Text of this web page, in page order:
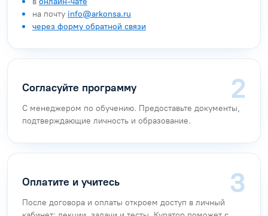
на почту info@arkonsa.ru
через форму обратной связи
Согласуйте программу
С менеджером по обучению. Предоставьте документы,
подтверждающие личность и образование.
Оплатите и учитесь
После договора и оплаты откроем доступ в личный